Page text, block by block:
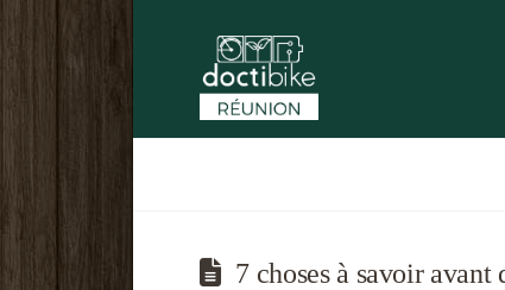
7 choses à savoir avant